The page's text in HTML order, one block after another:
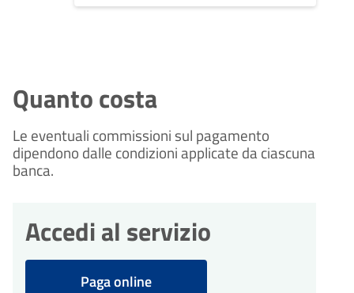
Quanto costa
Le eventuali commissioni sul pagamento
dipendono dalle condizioni applicate da ciascuna
banca.
Accedi al servizio
Paga online